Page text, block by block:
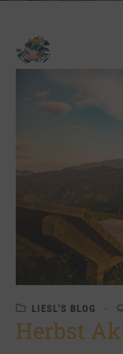
LIESL'S BLOG
Herbst